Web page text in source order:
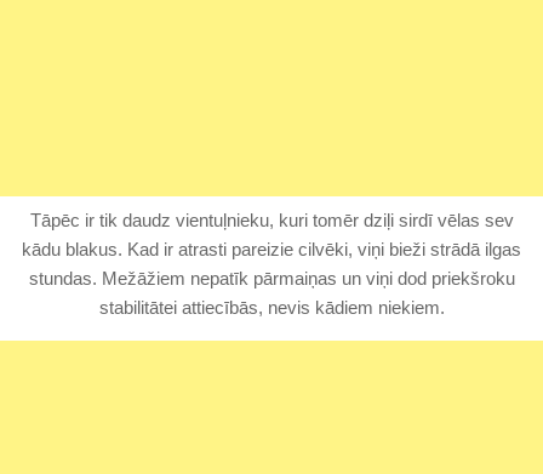
Tāpēc ir tik daudz vientuļnieku, kuri tomēr dziļi sirdī vēlas sev
kādu blakus. Kad ir atrasti pareizie cilvēki, viņi bieži strādā ilgas
stundas. Mežāžiem nepatīk pārmaiņas un viņi dod priekšroku
stabilitātei attiecībās, nevis kādiem niekiem.